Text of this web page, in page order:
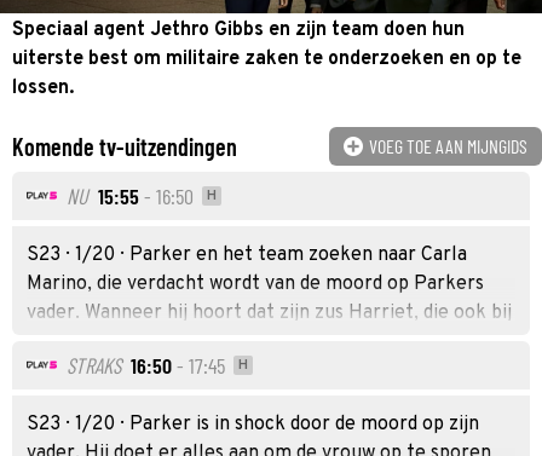
Speciaal agent Jethro Gibbs en zijn team doen hun
uiterste best om militaire zaken te onderzoeken en op te
lossen.
Komende tv-uitzendingen VOEG TOE AAN MIJNGIDS
NU 15:55- 16:50 H
S23 · 1/20 · Parker en het team zoeken naar Carla
Marino, die verdacht wordt van de moord op Parkers
vader. Wanneer hij hoort dat zijn zus Harriet, die ook bij
allesbehalve blij mee.
STRAKS 16:50- 17:45 H
S23 · 1/20 · Parker is in shock door de moord op zijn